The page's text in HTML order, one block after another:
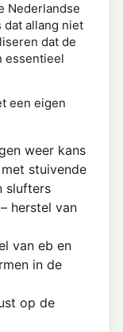
Nederlandse
dat allang niet
dat de
essentieel
een eigen
weer kans
stuivende
slufters
herstel van
van eb en
in de
op de